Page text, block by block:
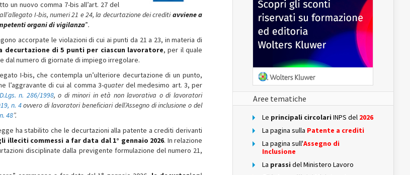
un nuovo comma 7-bis all’art. 27 del
I-bis, numeri 21 e 24, la decurtazione dei creditiavviene a
organi di vigilanza”.
accorpate le violazioni di cui ai punti da 21 a 23, in materia di
decurtazione di 5 punti per ciascun lavoratore, per il quale
dal numero di giornate di impiego irregolare.
I-bis, che contempla un’ulteriore decurtazione di un punto,
l’aggravante di cui al comma 3-quaterdel medesimo art. 3, per
D.Lgs. n. 286/1998, o di minori in età non lavorativa o di lavoratori
n. 4ovvero di lavoratori beneficiari dell’Assegno di inclusione o del
48”.
ha stabilito che le decurtazioni alla patente a crediti derivanti
illeciti commessi a far data dal 1° gennaio 2026. In relazione
disciplinate dalla previgente formulazione del numero 21,
Aree tematiche
Le principali circolari INPS del 2026
La pagina sulla Patente a crediti
La pagina sull'Assegno di
Inclusione
La prassi del Ministero Lavoro